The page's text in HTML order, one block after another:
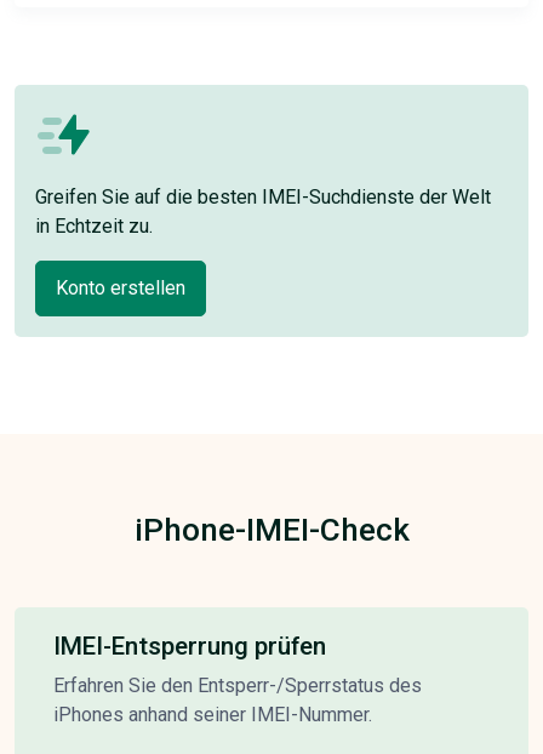
Greifen Sie auf die besten IMEI-Suchdienste der Welt
in Echtzeit zu.
Konto erstellen
iPhone-IMEI-Check
IMEI-Entsperrung prüfen
Erfahren Sie den Entsperr-/Sperrstatus des
iPhones anhand seiner IMEI-Nummer.